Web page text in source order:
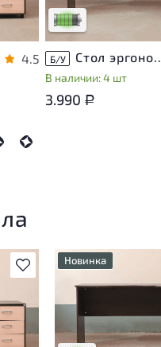
4.5
Низкая степень
Б/У Стол
В наличии: 4 шт
3.990 Р
В избранноеНовинка
У товара
незначительные
эксплуатации, не
на удобство его
использования